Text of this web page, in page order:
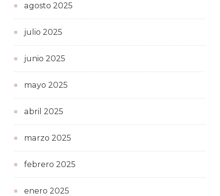
agosto 2025
julio 2025
junio 2025
mayo 2025
abril 2025
marzo 2025
febrero 2025
enero 2025